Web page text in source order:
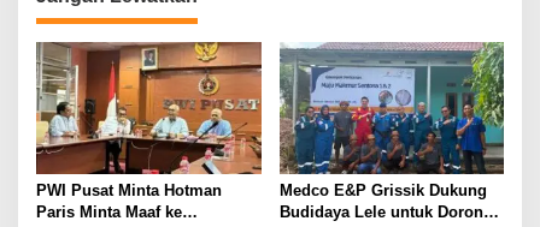
i
p
o
s
PWI Pusat Minta Hotman
Paris Minta Maaf ke
Medco E&P Grissik Dukung
Budidaya Lele untuk Dorong